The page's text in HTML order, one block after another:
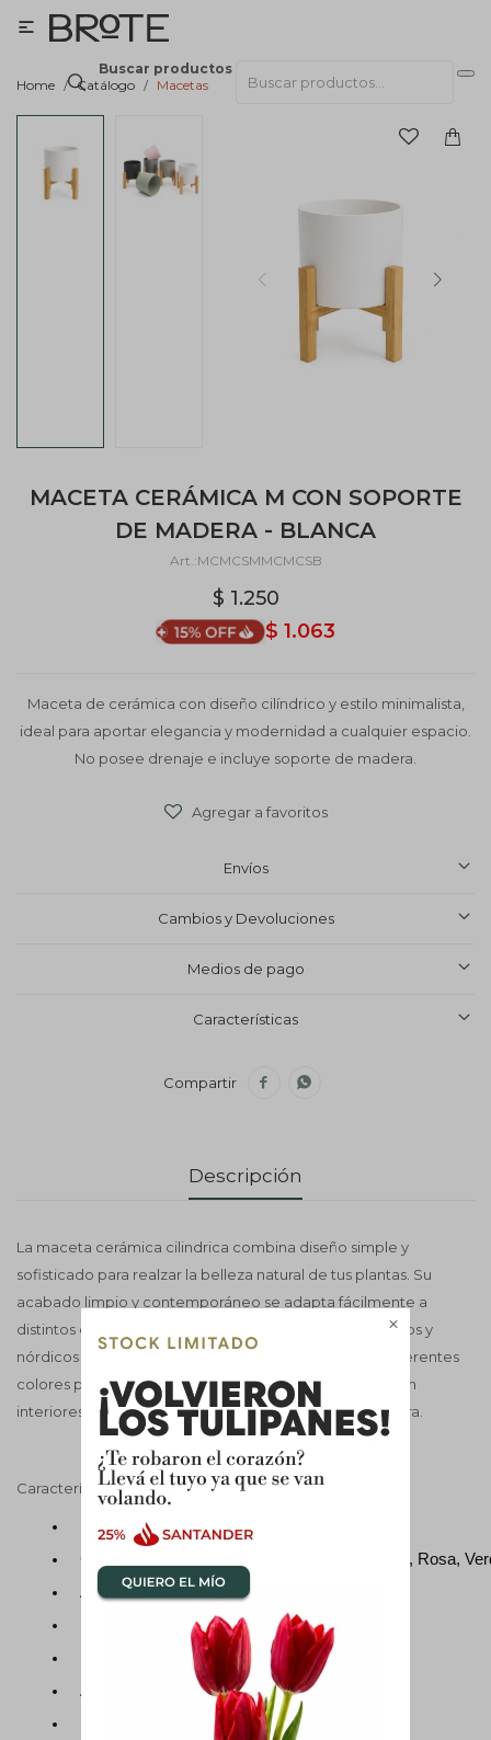

Buscar productos

Home Catálogo Macetas
MACETA CERÁMICA M CON SOPORTE
DE MADERA - BLANCA
MCMCSMMCMCSB
$ 1.250
$ 1.063
Maceta de cerámica con diseño cilíndrico y estilo minimalista,
ideal para aportar elegancia y modernidad a cualquier espacio.
No posee drenaje e incluye soporte de madera.
Envíos
Cambios y Devoluciones
Medios de pago
Características
 
Descripción
La maceta cerámica cilindrica combina diseño simple y
sofisticado para realzar la belleza natural de tus plantas. Su
acabado limpio y contemporáneo se adapta fácilmente a
distintos estilos decorativos, desde ambientes modernos y
nórdicos hasta espacios minimalistas. Disponible en diferentes
colores para crear composiciones decorativas únicas en
interiores. No tiene drenaje e Incluye soporte de Madera.
Características técnicas
Material: Cerámica
Color: Blanco, Negro, Gris Claro, Gris Oscuro, Rosa,
Acabado: Mate
Forma: Cilíndrica
Uso recomendado: Plantas en general
Apta para: Interior o Exterior
Medidas maceta: 17 X 17 CM